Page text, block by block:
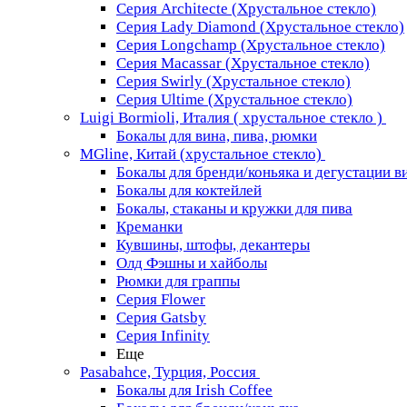
Серия Architecte (Хрустальное стекло)
Серия Lady Diamond (Хрустальное стекло)
Серия Longchamp (Хрустальное стекло)
Серия Macassar (Хрустальное стекло)
Серия Swirly (Хрустальное стекло)
Серия Ultime (Хрустальное стекло)
Luigi Bormioli, Италия ( хрустальное стекло )
Бокалы для вина, пива, рюмки
MGline, Китай (хрустальное стекло)
Бокалы для бренди/коньяка и дегустации
Бокалы для коктейлей
Бокалы, стаканы и кружки для пива
Креманки
Кувшины, штофы, декантеры
Олд Фэшны и хайболы
Рюмки для граппы
Серия Flower
Серия Gatsby
Серия Infinity
Еще
Pasabahce, Турция, Россия
Бокалы для Irish Coffee